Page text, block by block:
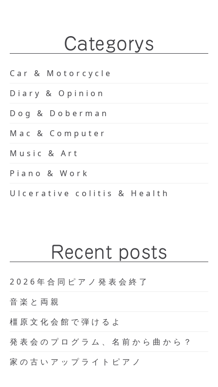
Categorys
Car & Motorcycle
Diary & Opinion
Dog & Doberman
Mac & Computer
Music & Art
Piano & Work
Ulcerative colitis & Health
Recent posts
2026年合同ピアノ発表会終了
音楽と両親
橿原文化会館で弾けるよ
発表会のプログラム、名前から曲から？
家の古いアップライトピアノ